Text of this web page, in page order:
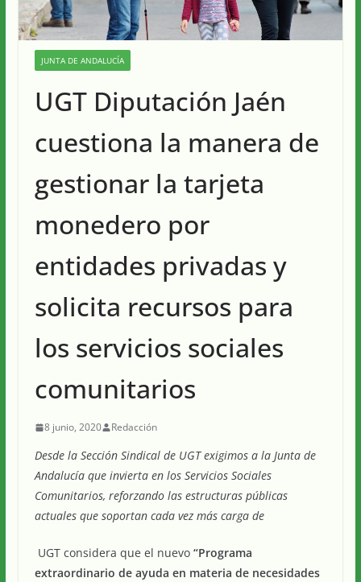
JUNTA DE ANDALUCÍA
UGT Diputación Jaén
cuestiona la manera de
gestionar la tarjeta
monedero por
entidades privadas y
solicita recursos para
los servicios sociales
comunitarios
8 junio, 2020 Redacción
Desde la Sección Sindical de UGT exigimos a la Junta de
Andalucía que invierta en los Servicios Sociales
Comunitarios, reforzando las estructuras públicas
actuales que soportan cada vez más carga de
UGT considera que el nuevo “Programa
extraordinario de ayuda en materia de necesidades